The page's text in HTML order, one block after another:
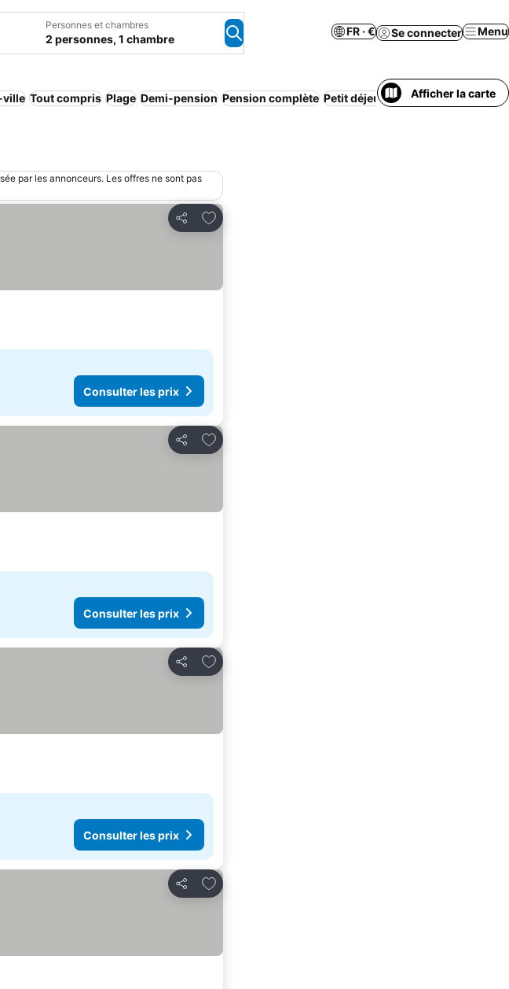
Personnes et chambres
2 personnes, 1 chambre
FR · € Se connecter Menu
ville Tout compris Plage Demi-pension Pension complète Petit déjeuner inclus Piscine
Afficher la carte
par les annonceurs. Les offres ne sont pas
Partager
Ajouter à mes favoris
Consulter les prix
Partager
Ajouter à mes favoris
Consulter les prix
Partager
Ajouter à mes favoris
Consulter les prix
Partager
Ajouter à mes favoris